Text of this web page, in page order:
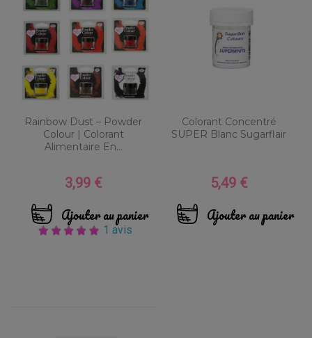
Rainbow Dust – Powder
Colour | Colorant
Alimentaire En...
Prix
3,99 €
Ajouter au panier
1 avis
Colorant Concentré
SUPER Blanc Sugarflair
Prix
5,49 €
Ajouter au panier